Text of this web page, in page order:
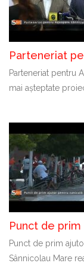
Parteneriat
Parteneriat pentru
mai așteptate
Punct de
Punct de prim
Sânnicolau Mare